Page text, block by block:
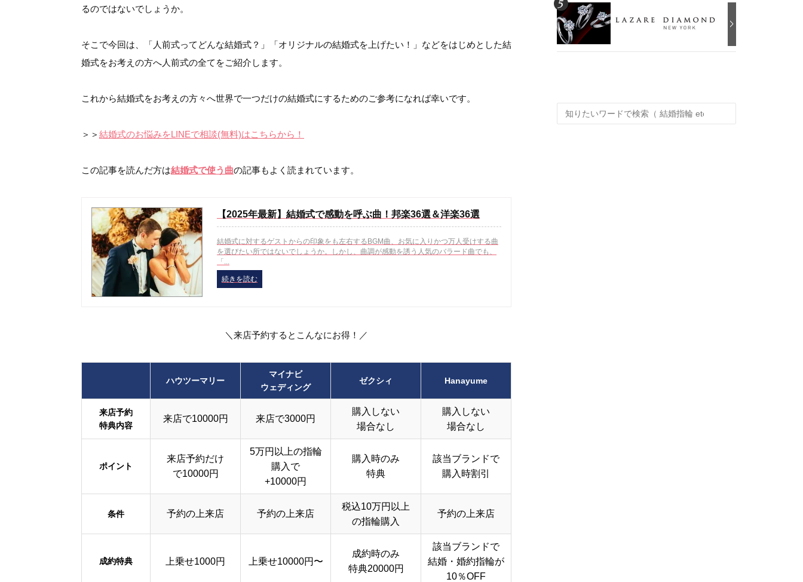
るのではないでしょうか。
そこで今回は、「人前式ってどんな結婚式？」「オリジナルの結婚式を上げたい！」などをはじめとした結
婚式をお考えの方へ人前式の全てをご紹介します。
これから結婚式をお考えの方々へ世界で一つだけの結婚式にするためのご参考になれば幸いです。
＞＞ 結婚式のお悩みをLINEで相談(無料)はこちらから！
この記事を読んだ方は結婚式で使う曲の記事もよく読まれています。
【2025年最新】結婚式で感動を呼ぶ曲！邦楽36選＆洋楽36選
結婚式に対するゲストからの印象をも左右するBGM曲、お気に入りかつ万人受けする曲
を選びたい所ではないでしょうか。しかし、曲調が感動を誘う人気のバラード曲でも、
「...
続きを読む
＼来店予約するとこんなにお得！／
ハウツーマリー
マイナビ
ウェディング
ゼクシィ Hanayume
来店予約
特典内容
来店で10000円 来店で3000円
購入しない
場合なし
購入しない
場合なし
ポイント
来店予約だけ
で10000円
5万円以上の指輪
購入で
+10000円
購入時のみ
特典
該当ブランドで
購入時割引
条件 予約の上来店 予約の上来店
税込10万円以上
の指輪購入
予約の上来店
成約特典 上乗せ1000円 上乗せ10000円〜
成約時のみ
特典20000円
該当ブランドで
結婚・婚約指輪が
10％OFF